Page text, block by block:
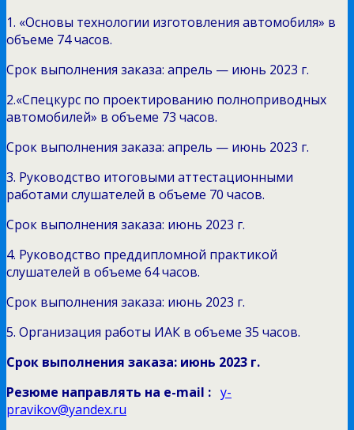
1. «Основы технологии изготовления автомобиля» в
объеме 74 часов.
Срок выполнения заказа: апрель — июнь 2023 г.
2.«Спецкурс по проектированию полноприводных
автомобилей» в объеме 73 часов.
Срок выполнения заказа: апрель — июнь 2023 г.
3. Руководство итоговыми аттестационными
работами слушателей в объеме 70 часов.
Срок выполнения заказа: июнь 2023 г.
4. Руководство преддипломной практикой
слушателей в объеме 64 часов.
Срок выполнения заказа: июнь 2023 г.
5. Организация работы ИАК в объеме 35 часов.
Срок выполнения заказа: июнь 2023 г.
Резюме направлять на e-mail : y-
pravikov@yandex.ru